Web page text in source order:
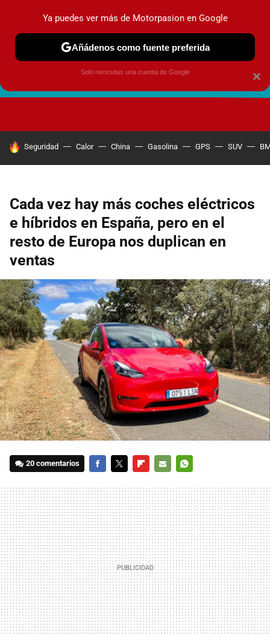
HOY SE HABLA DE
Seguridad Calor China Gasolina GPS SUV
Cada vez hay más coches eléctricos
e híbridos en España, pero en el
resto de Europa nos duplican en
ventas
20 comentarios
MAIL
×
Ya puedes ver más de Motorpasion en Google
Añádenos como fuente preferida
Solo necesitas una cuenta de Google